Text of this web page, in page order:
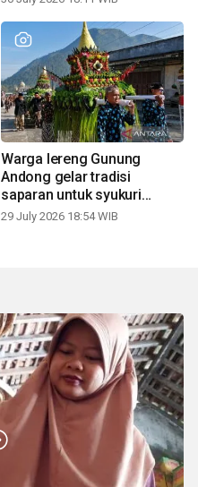
Warga lereng Gunung
Andong gelar tradisi
saparan untuk syukuri
panen
29 July 2026 18:54 WIB